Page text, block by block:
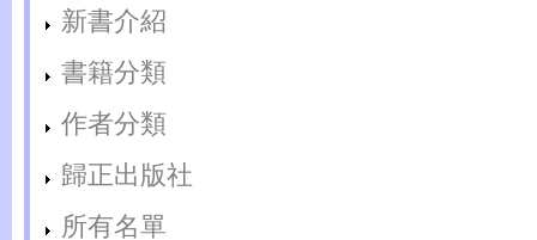
新書介紹
書籍分類
作者分類
歸正出版社
所有名單